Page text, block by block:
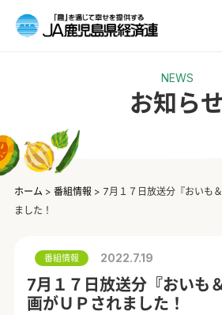
NEWS
お知らせ
ホーム > 番組情報 > 7月１７日放送分『おいも
ました！
番組情報 2022.7.19
7月１７日放送分『おいも
画がＵＰされました！